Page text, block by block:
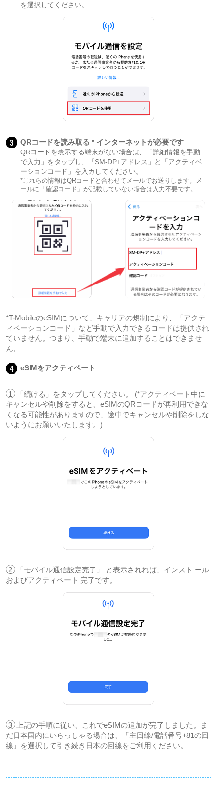
を選択してください。
3 QRコードを読み取る * インターネットが必要です
QRコードを表示する端末がない場合は、「詳細情報を手動
で入力」をタップし、「SM-DP+アドレス」と「アクティベ
ーションコード」を入カしてください。
*これらの情報はQRコードと合わせてメールでお送りします。メ
ールに「確認コード」が記載していない場合は入力不要です。
*T-MobileのeSIMについて、キャリアの規制により、「アクテ
ィベーションコード」など手動で入力できるコードは提供され
ていません。つまり、手動で端末に追加することはできませ
ん。
4 eSIMをアクティベート
1
「続ける」をタップしてください。 (*アクティベート中に
キャンセルや削除をすると、eSIMのQRコードが再利用できな
くなる可能性がありますので、途中でキャンセルや削除をしな
いようにお願いいたします。)
2
「モバイル通信設定完了」 と表示されれば、インスト ール
およびアクティベート 完了です。
3
上記の手順に従い、これでeSIMの追加が完了しました。ま
だ日本国内にいらっしゃる場合は、「主回線/電話番号+81の回
線」を選択して引き続き日本の回線をご利用ください。